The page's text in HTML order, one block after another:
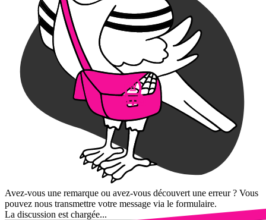
Avez-vous une remarque ou avez-vous découvert une erreur ? Vous
pouvez nous transmettre votre message via le formulaire.
La discussion est chargée...